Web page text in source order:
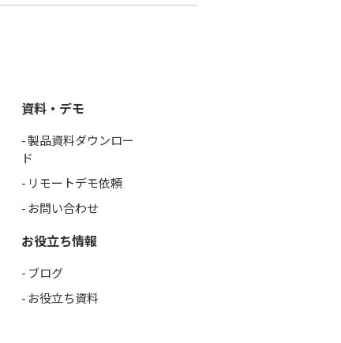
資料・デモ
製品資料ダウンロー
ド
リモートデモ依頼
お問い合わせ
お役立ち情報
ブログ
お役立ち資料